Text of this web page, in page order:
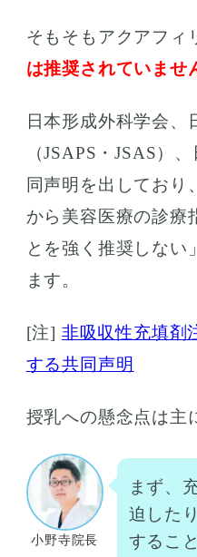
そもそもアクアフィ
は推奨されていませ
日本形成外科学会、
（JSAPS・JSAS）
同声明を出しており
から美容医療の診療
とを強く推奨しない
ます。
[注] 非吸収性充填剤
する共同声明
授乳への懸念点は主
小野寺院長
まず、
迫した
するこ